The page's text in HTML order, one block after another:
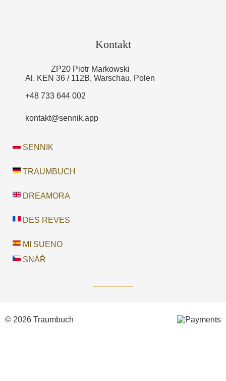
Kontakt
ZP20 Piotr Markowski
Al. KEN 36 / 112B, Warschau, Polen
+48 733 644 002
kontakt@sennik.app
SENNIK
TRAUMBUCH
DREAMORA
DES REVES
MI SUENO
SNÁŘ
© 2026 Traumbuch